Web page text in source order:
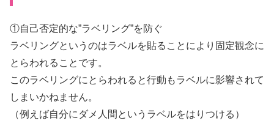
①自己否定的な”ラベリング”を防ぐ
ラベリングというのはラベルを貼ることにより固定観念に
とらわれることです。
このラベリングにとらわれると行動もラベルに影響されて
しまいかねません。
（例えば自分にダメ人間というラベルをはりつける）